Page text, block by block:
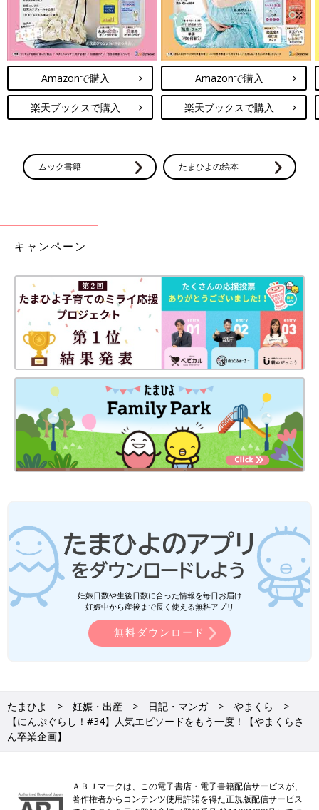
Amazonで購入
楽天ブックスで購入
Amazonで購入
楽天ブックスで購入
ムック書籍 たまひよの絵本
キャンペーン
妊娠日数や生後日数に合った情報を毎日お届け
妊娠中から産後まで長く使える無料アプリ
無料ダウンロード
たまひよ 妊娠・出産 日記・マンガ
やまくら
【にんぷぐらし！#34】人気エピソードをもう一度！【やまくらさ
ん卒業企画】
ＡＢＪマークは、この電子書店・電子書籍配信サービスが、
著作権者からコンテンツ使用許諾を得た正規版配信サービス